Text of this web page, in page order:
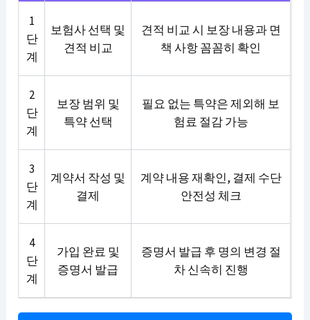
1
단
계
보험사 선택 및
견적 비교
견적 비교 시 보장 내용과 면
책 사항 꼼꼼히 확인
2
단
계
보장 범위 및
특약 선택
필요 없는 특약은 제외해 보
험료 절감 가능
3
단
계
계약서 작성 및
결제
계약 내용 재확인, 결제 수단
안전성 체크
4
단
계
가입 완료 및
증명서 발급
증명서 발급 후 명의 변경 절
차 신속히 진행